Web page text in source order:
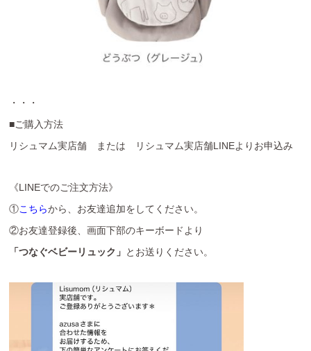
・・・
■ご購入方法
リシュマム実店舗 または リシュマム実店舗LINEよりお申込み
《LINEでのご注文方法》
①こちらから、お友達追加をしてください。
②お友達登録後、画面下部のキーボードより
「つなぐベビーリュック」 とお送りください。